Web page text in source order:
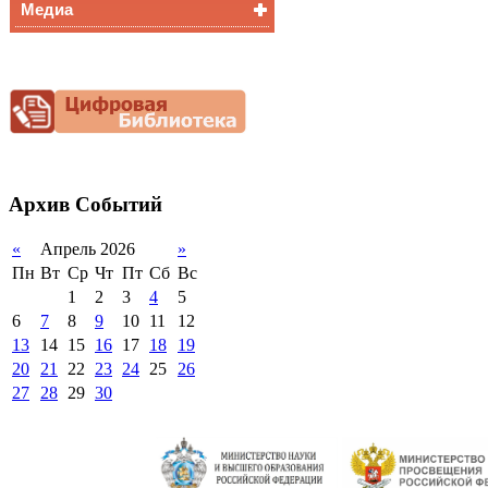
Снижение
документационной
нагрузки
Медиа
Архив Событий
« Апрель 2026
»
Пн Вт Ср Чт Пт Сб Вс
1
2 3 4
5
6
7 8 9 10 11
12
13
14 15 16 17 18
19
20 21 22 23 24 25 26
27 28 29 30